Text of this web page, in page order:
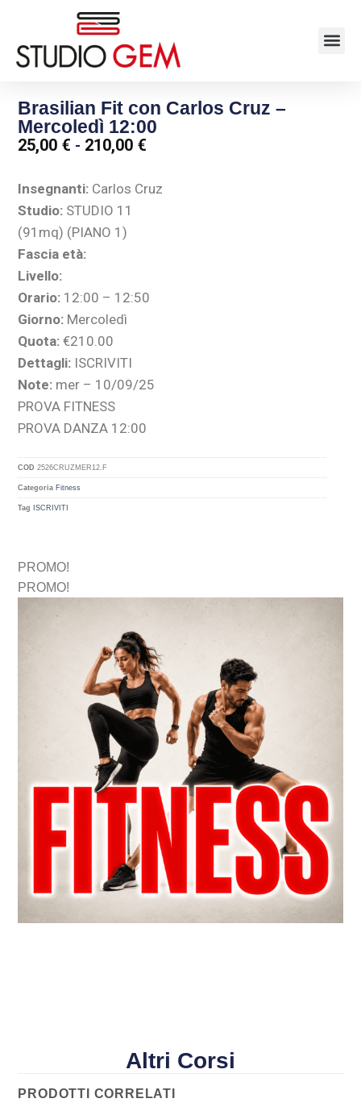
Brasilian Fit con Carlos Cruz –
Mercoledì 12:00
25,00 € - 210,00 €
Insegnanti: Carlos Cruz
Studio: STUDIO 11
(91mq) (PIANO 1)
Fascia età:
Livello:
Orario: 12:00 – 12:50
Giorno: Mercoledì
Quota: €210.00
Dettagli: ISCRIVITI
Note: mer – 10/09/25
PROVA FITNESS
PROVA DANZA 12:00
COD2526CRUZMER12.F
Categoria Fitness
Tag ISCRIVITI
PROMO!
PROMO!
Altri Corsi
PRODOTTI CORRELATI